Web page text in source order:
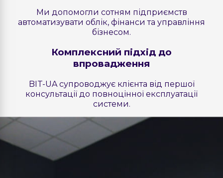
Ми допомогли сотням підприємств
автоматизувати облік, фінанси та управління
бізнесом.
Комплексний підхід до
впровадження
BIT-UA супроводжує клієнта від першої
консультації до повноцінної експлуатації
системи.